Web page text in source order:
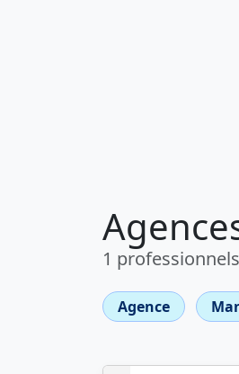
1
Agence